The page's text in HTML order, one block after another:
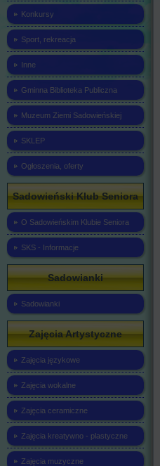
Konkursy
Sport, rekreacja
Inne
Gminna Biblioteka Publiczna
Muzeum Ziemi Sadowieńskiej
SKLEP
Ogłoszenia, oferty
Sadowieński Klub Seniora
O Sadowieńskim Klubie Seniora
SKS - Informacje
Sadowianki
Sadowianki
Zajęcia Artystyczne
Zajęcia językowe
Zajęcia wokalne
Zajęcia ceramiczne
Zajęcia kreatywno - plastyczne
Zajęcia muzyczne